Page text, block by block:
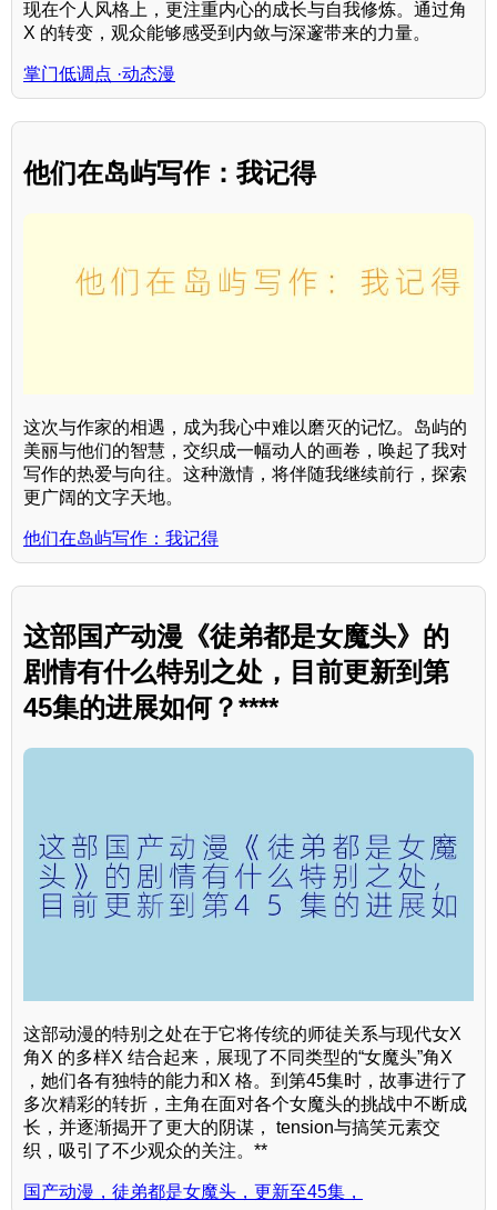
现在个人风格上，更注重内心的成长与自我修炼。通过角
X 的转变，观众能够感受到内敛与深邃带来的力量。
掌门低调点 ·动态漫
他们在岛屿写作：我记得
这次与作家的相遇，成为我心中难以磨灭的记忆。岛屿的
美丽与他们的智慧，交织成一幅动人的画卷，唤起了我对
写作的热爱与向往。这种激情，将伴随我继续前行，探索
更广阔的文字天地。
他们在岛屿写作：我记得
这部国产动漫《徒弟都是女魔头》的
剧情有什么特别之处，目前更新到第
45集的进展如何？****
这部动漫的特别之处在于它将传统的师徒关系与现代女X
角X 的多样X 结合起来，展现了不同类型的“女魔头”角X
，她们各有独特的能力和X 格。到第45集时，故事进行了
多次精彩的转折，主角在面对各个女魔头的挑战中不断成
长，并逐渐揭开了更大的阴谋， tension与搞笑元素交
织，吸引了不少观众的关注。**
国产动漫，徒弟都是女魔头，更新至45集，